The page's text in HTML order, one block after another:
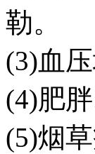
勒。
(3)血
(4)肥
(5)烟